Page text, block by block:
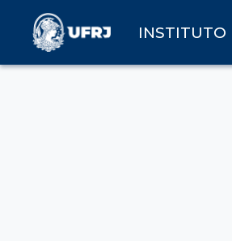
INSTITUTO